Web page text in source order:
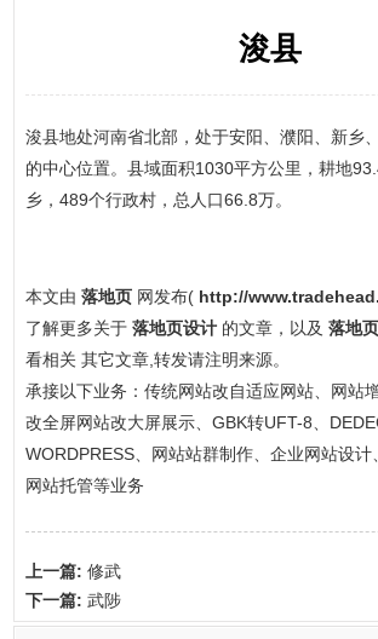
浚县
浚县地处河南省北部，处于安阳、濮阳、新乡
的中心位置。县域面积1030平方公里，耕地
乡，489个行政村，总人口66.8万。
本文由 落地页 网发布( http://
了解更多关于 落地页设计 的文章，以及 落地
看相关 其它文章,转发请注明来源。
承接以下业务：传统网站改自适应网站、网站
改全屏网站改大屏展示、GBK转UFT-8、
WORDPRESS、网站站群制作、企业网站设计
网站托管等业务
上一篇: 修武
下一篇: 武陟